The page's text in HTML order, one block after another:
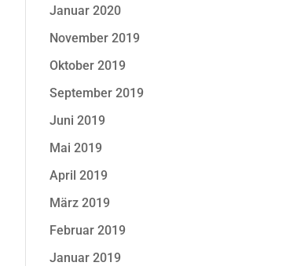
Januar 2020
November 2019
Oktober 2019
September 2019
Juni 2019
Mai 2019
April 2019
März 2019
Februar 2019
Januar 2019